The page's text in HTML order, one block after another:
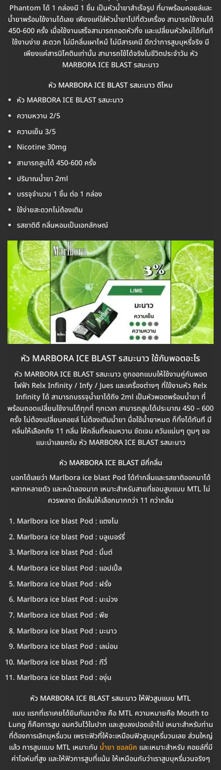
Phantom ได้ 1 กล่องมี 1 ชิ้น เป็นหัวน้ำยาสำเร็จรูป ที่มาพร้อมคอยล์และ
น้ำยาพร้อมใช้งานได้เลย เพียงแค่ใส่หัวน้ำยาไปที่ตัวเครื่อง สามารถใช้งานได้
450-600 ครั้ง เมื่อใช้งานเสร็จสามารถถอดหัวทิ้ง และเปลี่ยนหัวใหม่ได้ทันที
ใช้งานง่าย สะดวก ไม่มีกลิ่นเผาไหม้ ไม่มีสารเคมี ดีกว่าการสูบบุหรี่จริง มี
เพียงแค่สารนิโคตินเท่านั้น สามารถใช้ได้จริงในชีวิตประจำวัน หัว
MARBORA ICE BLAST รสมะนาว
หัว MARBORA ICE BLAST รสมะนาว ดีไหม
หัว MARBORA ICE BLAST รสมะนาว
ความหวาน 2/5
ความเย็น 3/5
Nicotine 30mg
สามารถสูบได้ 450-600 ครั้ง
ปริมาณน้ำยา 2ml
บรรจุจำนวน 1 ชิ้น ต่อ 1 กล่อง
ใช้ง่ายสะดวกไม่ต้องเติม
รสชาติดี กลิ่นหอมเป็นเอกลักษณ์
หัว MARBORA ICE BLAST รสมะนาว ใช้กับพอตอะไร
หัว MARBORA ICE BLAST รสมะนาว ถูกออกแบบให้ใช้งานคู่กับพอต
ไฟฟ้า Relx Infinity / Infy / Jues และเครื่องต่างๆ ที่ใช้งานหัว Relx
Infinity ได้ สามารถบรรจุน้ำยาได้ถึง 2ml เป็นหัวพอตพร้อมน้ำยา ที่
พร้อมถอดเปลี่ยนใช้งานได้ทุกที่ ทุกเวลา สามารถสูบได้ประมาณ 450 – 600
ครั้ง ไม่ต้องเปลี่ยนคอยล์ ไม่ต้องเติมน้ำยา มื่อใช้น้ำยาหมด ก็ทิ้งได้ทันที มี
กลิ่นให้เลือกถึง 11 กลิ่น ให้กลิ่นที่หอมหวาน ชัดเจน ควันแน่นๆ ตูมๆ ขอ
แนะนำเลยครับ หัว MARBORA ICE BLAST รสมะนาว
หัว MARBORA ICE BLAST มีกี่กลิ่น
บอกได้เลยว่า Marlbora ice blast Pod ได้ทำกลิ่นและรสชาติออกมาได้
หลากหลายตัว และหน้าลองมาก เหมาะสำหรับสายที่ชอบสูบแบบ MTL ไม่
ควรพลาด มีกลิ่นให้เลือกมากกว่า 11 กว่ากลิ่น
Marlbora ice blast Pod : แตงโม
Marlbora ice blast Pod : บลูเบอร์รี่
Marlbora ice blast Pod : มิ้นต์
Marlbora ice blast Pod : แอปเปิ้ล
Marlbora ice blast Pod : ฝรั่ง
Marlbora ice blast Pod : มะม่วง
Marlbora ice blast Pod : พีช
Marlbora ice blast Pod : มะนาว
Marlbora ice blast Pod : เลม่อน
Marlbora ice blast Pod : กีวี่
Marlbora ice blast Pod : องุ่น
หัว MARBORA ICE BLAST รสมะนาว ให้ฟิวสูบแบบ MTL
แบบ แรกที่เราเคยได้ยินกันมาบ้าง คือ MTL ความหมายคือ Mouth to
Lung ก็คือการสูบ อมควันไว้ในปาก และสูบลงปอดเข้าไป เหมาะสำหรับท่าน
ที่ต้องการเลิกบุหรี่มวน เพราะฟิวที่ให้จะเหมือนฟิวสูบบุหรี่มวนเลย ส่วนใหญ่
แล้ว การสูบแบบ MTL เหมาะกับ น้ำยา ซอลนิค และเหมาะสำหรับ คอยล์ที่มี
ค่าโอห์มที่สูง และให้ฟิวการสูบที่แน้น ให้เหมือนกับว่าเราสูบบุหรี่มวนจริงๆ